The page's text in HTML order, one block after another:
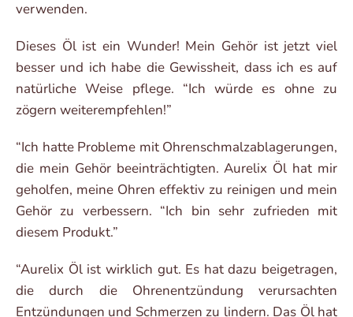
verwenden.
Dieses Öl ist ein Wunder! Mein Gehör ist jetzt viel
besser und ich habe die Gewissheit, dass ich es auf
natürliche Weise pflege. “Ich würde es ohne zu
zögern weiterempfehlen!”
“Ich hatte Probleme mit Ohrenschmalzablagerungen,
die mein Gehör beeinträchtigten. Aurelix Öl hat mir
geholfen, meine Ohren effektiv zu reinigen und mein
Gehör zu verbessern. “Ich bin sehr zufrieden mit
diesem Produkt.”
“Aurelix Öl ist wirklich gut. Es hat dazu beigetragen,
die durch die Ohrenentzündung verursachten
Entzündungen und Schmerzen zu lindern. Das Öl hat